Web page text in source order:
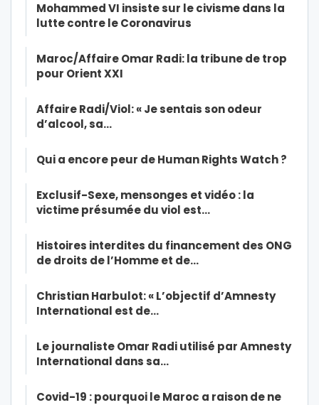
Mohammed VI insiste sur le civisme dans la
lutte contre le Coronavirus
Maroc/Affaire Omar Radi: la tribune de trop
pour Orient XXI
Affaire Radi/Viol: « Je sentais son odeur
d’alcool, sa…
Qui a encore peur de Human Rights Watch ?
Exclusif-Sexe, mensonges et vidéo : la
victime présumée du viol est…
Histoires interdites du financement des ONG
de droits de l’Homme et de…
Christian Harbulot: « L’objectif d’Amnesty
International est de…
Le journaliste Omar Radi utilisé par Amnesty
International dans sa…
Covid-19 : pourquoi le Maroc a raison de ne